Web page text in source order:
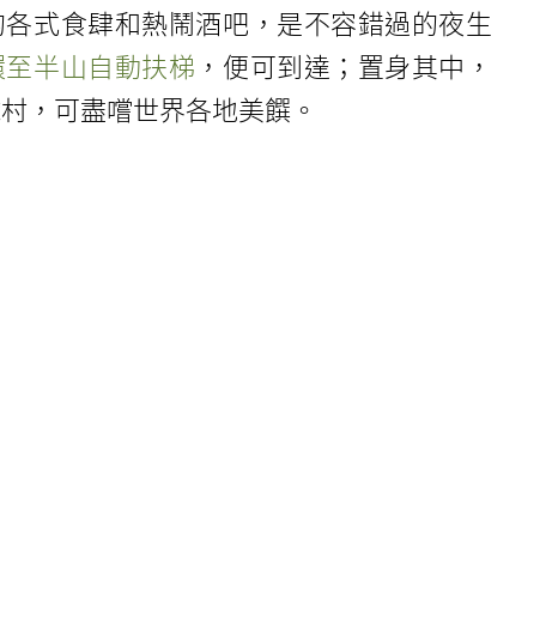
式食肆和熱鬧酒吧，是不容錯過的夜生
半山自動扶梯 ，便可到達；置身其中，
，可盡嚐世界各地美饌。